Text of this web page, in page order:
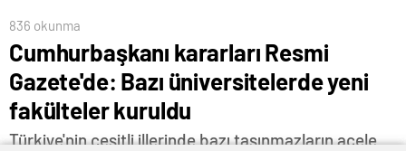
836 okunma
Cumhurbaşkanı kararları Resmi
Gazete'de: Bazı üniversitelerde yeni
fakülteler kuruldu
Türkiye'nin çeşitli illerinde bazı taşınmazların acele